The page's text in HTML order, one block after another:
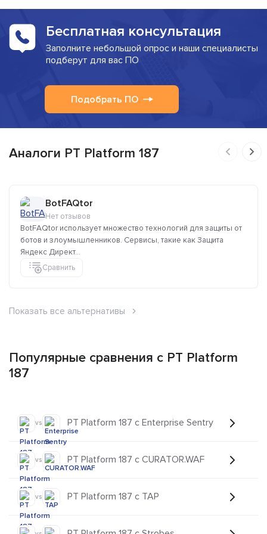
Бесплатная консультация
Заполните небольшой опрос и наши специалисты
подберут для вас ПО
Подобрать ПО
Аналоги PT Platform 187
BotFAQtor
Нет отзывов
BotFAQtor использует множество технологий для защиты от
ботов и злоумышленников. Сервисы, такие как Защита
Яндекс Директ...
Сравнить
Показать все альтернативы
Популярные сравнения с PT Platform
187
vs PT Platform 187 с Enterprise Sentry
vs PT Platform 187 с CURATOR.WAF
vs PT Platform 187 с TAP